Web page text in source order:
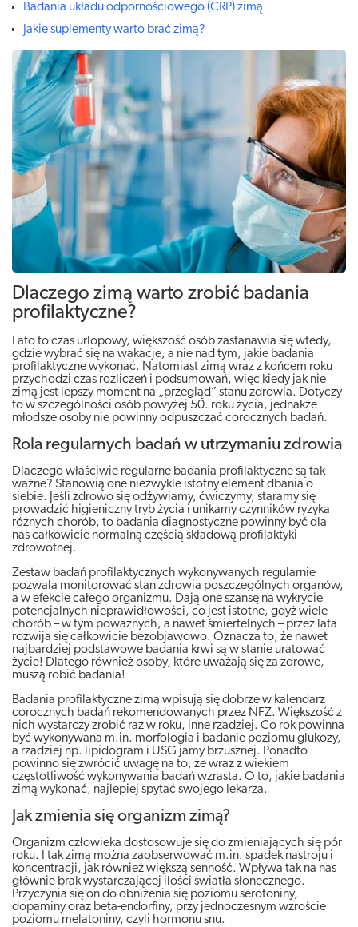
Badania układu odpornościowego (CRP) zimą
Jakie suplementy warto brać zimą?
Dlaczego zimą warto zrobić badania
profilaktyczne?
Lato to czas urlopowy, większość osób zastanawia się wtedy,
gdzie wybrać się na wakacje, a nie nad tym, jakie badania
profilaktyczne wykonać. Natomiast zimą wraz z końcem roku
przychodzi czas rozliczeń i podsumowań, więc kiedy jak nie
zimą jest lepszy moment na „przegląd” stanu zdrowia. Dotyczy
to w szczególności osób powyżej 50. roku życia, jednakże
młodsze osoby nie powinny odpuszczać corocznych badań.
Rola regularnych badań w utrzymaniu zdrowia
Dlaczego właściwie regularne badania profilaktyczne są tak
ważne? Stanowią one niezwykle istotny element dbania o
siebie. Jeśli zdrowo się odżywiamy, ćwiczymy, staramy się
prowadzić higieniczny tryb życia i unikamy czynników ryzyka
różnych chorób, to badania diagnostyczne powinny być dla
nas całkowicie normalną częścią składową profilaktyki
zdrowotnej.
Zestaw badań profilaktycznych wykonywanych regularnie
pozwala monitorować stan zdrowia poszczególnych organów,
a w efekcie całego organizmu. Dają one szansę na wykrycie
potencjalnych nieprawidłowości, co jest istotne, gdyż wiele
chorób – w tym poważnych, a nawet śmiertelnych – przez lata
rozwija się całkowicie bezobjawowo. Oznacza to, że nawet
najbardziej podstawowe badania krwi są w stanie uratować
życie! Dlatego również osoby, które uważają się za zdrowe,
muszą robić badania!
Badania profilaktyczne zimą wpisują się dobrze w kalendarz
corocznych badań rekomendowanych przez NFZ. Większość z
nich wystarczy zrobić raz w roku, inne rzadziej. Co rok powinna
być wykonywana m.in. morfologia i badanie poziomu glukozy,
a rzadziej np. lipidogram i USG jamy brzusznej. Ponadto
powinno się zwrócić uwagę na to, że wraz z wiekiem
częstotliwość wykonywania badań wzrasta. O to, jakie badania
zimą wykonać, najlepiej spytać swojego lekarza.
Jak zmienia się organizm zimą?
Organizm człowieka dostosowuje się do zmieniających się pór
roku. I tak zimą można zaobserwować m.in. spadek nastroju i
koncentracji, jak również większą senność. Wpływa tak na nas
głównie brak wystarczającej ilości światła słonecznego.
Przyczynia się on do obniżenia się poziomu serotoniny,
dopaminy oraz beta-endorfiny, przy jednoczesnym wzroście
poziomu melatoniny, czyli hormonu snu.